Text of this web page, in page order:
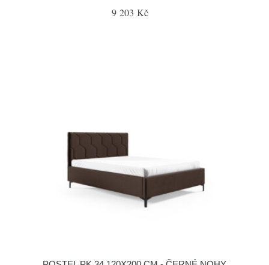
9 203 Kč